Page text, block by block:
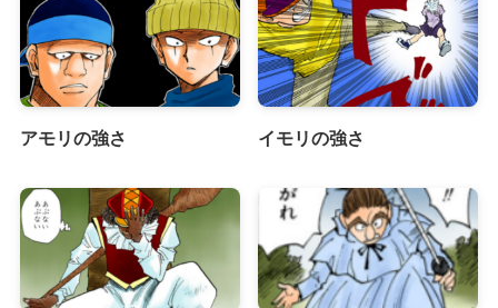
アモリの強さ イモリの強さ